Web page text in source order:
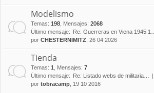
Modelismo
Temas: 198 Mensajes: 2068
Último mensaje:
Re: Guerreras en Viena 1945 1…
por CHESTERNIMITZ , 26 04 2026
Tienda
Temas: 1 Mensajes: 7
Último mensaje:
Re: Listado webs de militaria…
por tobracamp , 19 10 2016